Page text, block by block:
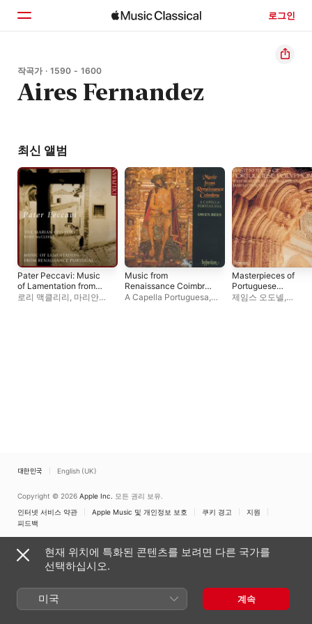
로그인
홈
둘러보기
작곡가 · 1590 - 1600
Aires Fernandez
최신 앨범
Pater Peccavi: Music
of Lamentation from
Renaissance
로리 맥클리리 , 마리안
Music from
Renaissance Coimbra
(Portuguese
A Capella Portuguesa,
Masterpieces of
Portuguese
Polyphony, Vol. 2
제임스 오도넬,
대한민국 English (UK)
Copyright © 2026 Apple Inc. 모든 권리 보유.
인터넷 서비스 약관
Apple Music 및 개인정보 보호 쿠키 경고
지원
피드백
현재 위치에 특화된 콘텐츠를 보려면 다른 국가를
선택하십시오.
미국 계속